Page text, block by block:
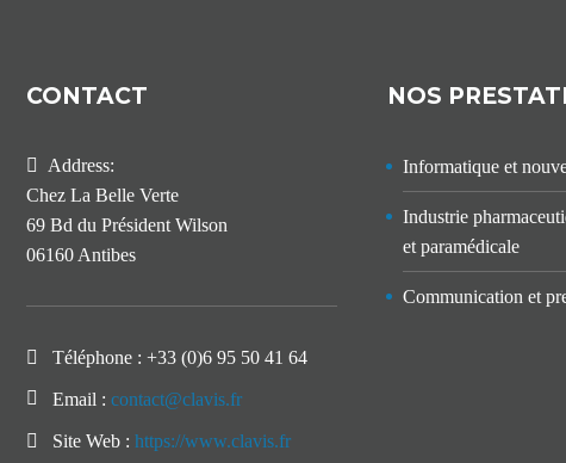
CONTACT
Address:
Chez La Belle Verte
69 Bd du Président Wilson
06160 Antibes
Téléphone : +33 (0)6 95 50 41 64
Email : contact@clavis.fr
Site Web : https://www.clavis.fr
NOS
Informatique et
Industrie
et paramédicale
Communication et